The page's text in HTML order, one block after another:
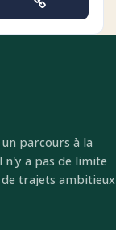
parcours à la
n'y a pas de limite
de trajets ambitieux